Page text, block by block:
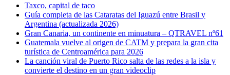
Taxco, capital de taco
Guía completa de las Cataratas del Iguazú entre Brasil y
Argentina (actualizada 2026)
Gran Canaria, un continente en minuatura – QTRAVEL nº61
Guatemala vuelve al origen de CATM y prepara la gran cita
turística de Centroamérica para 2026
La canción viral de Puerto Rico salta de las redes a la isla y
convierte el destino en un gran videoclip